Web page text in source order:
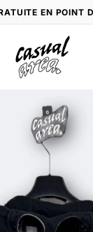
EN POINT